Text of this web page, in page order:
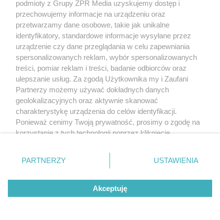
Sinice Stegna. Czy w Stegnie można się
kąpać 10.08? Flaga, warunki pogodowe
podmioty z Grupy ZPR Media uzyskujemy dostęp i
przechowujemy informacje na urządzeniu oraz
przetwarzamy dane osobowe, takie jak unikalne
identyfikatory, standardowe informacje wysyłane przez
urządzenie czy dane przeglądania w celu zapewniania
spersonalizowanych reklam, wybór spersonalizowanych
treści, pomiar reklam i treści, badanie odbiorców oraz
ulepszanie usług. Za zgodą Użytkownika my i Zaufani
Partnerzy możemy używać dokładnych danych
geolokalizacyjnych oraz aktywnie skanować
charakterystykę urządzenia do celów identyfikacji.
Ponieważ cenimy Twoją prywatność, prosimy o zgodę na
korzystanie z tych technologii poprzez kliknięcie
zmienić/wycofać klikając przycisk ustawień prywatności
znajdujący się w lewym dolnym rogu strony
rodzaje przetwarzania danych nie wymagają zgody
użytkownika, ale masz prawo sprzeciwić się takiemu
przetwarzaniu. Preferencje będą miały zastosowanie tylko
PARTNERZY USTAWIENIA
Akceptuję